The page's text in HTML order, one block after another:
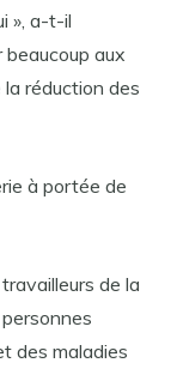
», a-t-il
beaucoup aux
réduction des
à portée de
de la
des maladies